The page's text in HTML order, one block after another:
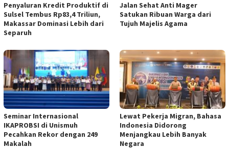
Penyaluran Kredit Produktif di
Sulsel Tembus Rp83,4 Triliun,
Makassar Dominasi Lebih dari
Separuh
Jalan Sehat Anti Mager
Satukan Ribuan Warga dari
Tujuh Majelis Agama
Seminar Internasional
IKAPROBSI di Unismuh
Pecahkan Rekor dengan 249
Makalah
Lewat Pekerja Migran, Bahasa
Indonesia Didorong
Menjangkau Lebih Banyak
Negara